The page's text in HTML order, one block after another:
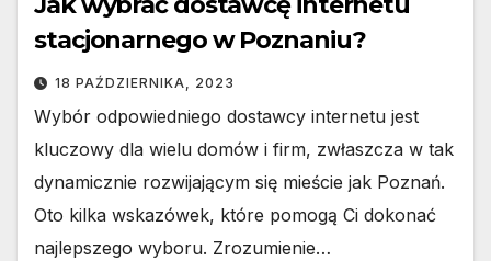
stacjonarnego w Poznaniu?
18 PAŹDZIERNIKA, 2023
Wybór odpowiedniego dostawcy internetu jest
kluczowy dla wielu domów i firm, zwłaszcza w tak
dynamicznie rozwijającym się mieście jak Poznań.
Oto kilka wskazówek, które pomogą Ci dokonać
najlepszego wyboru. Zrozumienie…